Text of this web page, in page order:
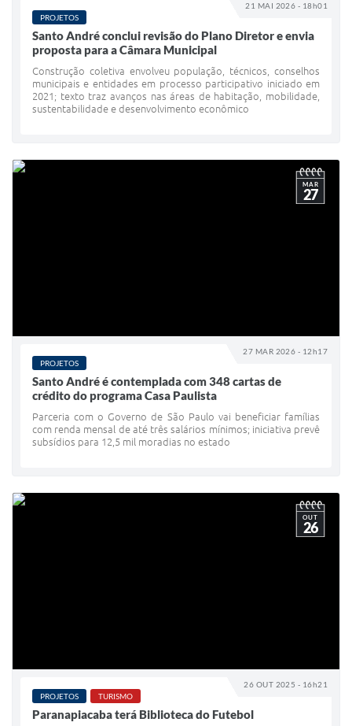
IPTU 2025
Legislação
Lei de acesso à informação
Sistema Colab
Autarquias
21 MAI 2026 - 18h01
PROJETOS
Santo André conclui revisão do Plano Diretor e envia
proposta para a Câmara Municipal
Construção coletiva envolveu população, técnicos, conselhos
municipais e entidades em processo participativo iniciado em
2021; texto traz avanços nas áreas de habitação, mobilidade,
sustentabilidade e desenvolvimento econômico
27 MAR 2026 - 12h17
MAR
27
PROJETOS
Santo André é contemplada com 348 cartas de
crédito do programa Casa Paulista
Parceria com o Governo de São Paulo vai beneficiar famílias
com renda mensal de até três salários mínimos; iniciativa prevê
subsídios para 12,5 mil moradias no estado
26 OUT 2025 - 16h21
OUT
26
PROJETOS TURISMO
Paranapiacaba terá Biblioteca do Futebol